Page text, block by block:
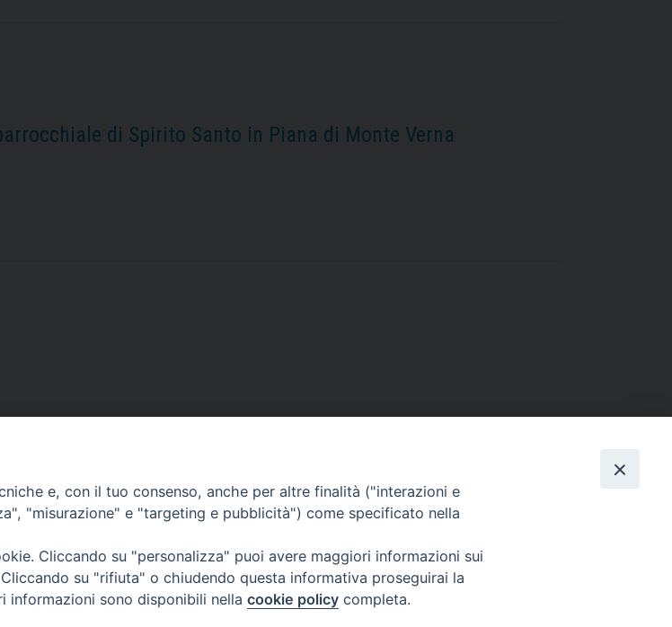
di Spirito Santo in Piana di Monte Verna
e, con il tuo consenso, anche per altre finalità ("interazioni e
"misurazione" e "targeting e pubblicità") come specificato nella
Cliccando su "personalizza" puoi avere maggiori informazioni sui
su "rifiuta" o chiudendo questa informativa proseguirai la
informazioni sono disponibili nella cookie policy completa.